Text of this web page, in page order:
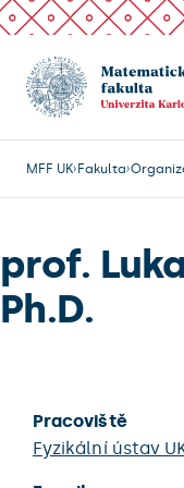
MFF UK Fakulta
prof.
Ph.D.
Pracoviště
Fyzikální ústav